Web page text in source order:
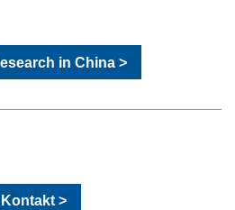
in China >
Kontakt >